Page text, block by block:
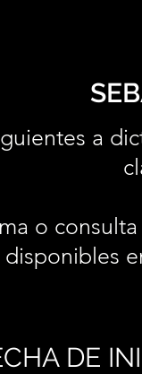
a
o
disponibles
DE